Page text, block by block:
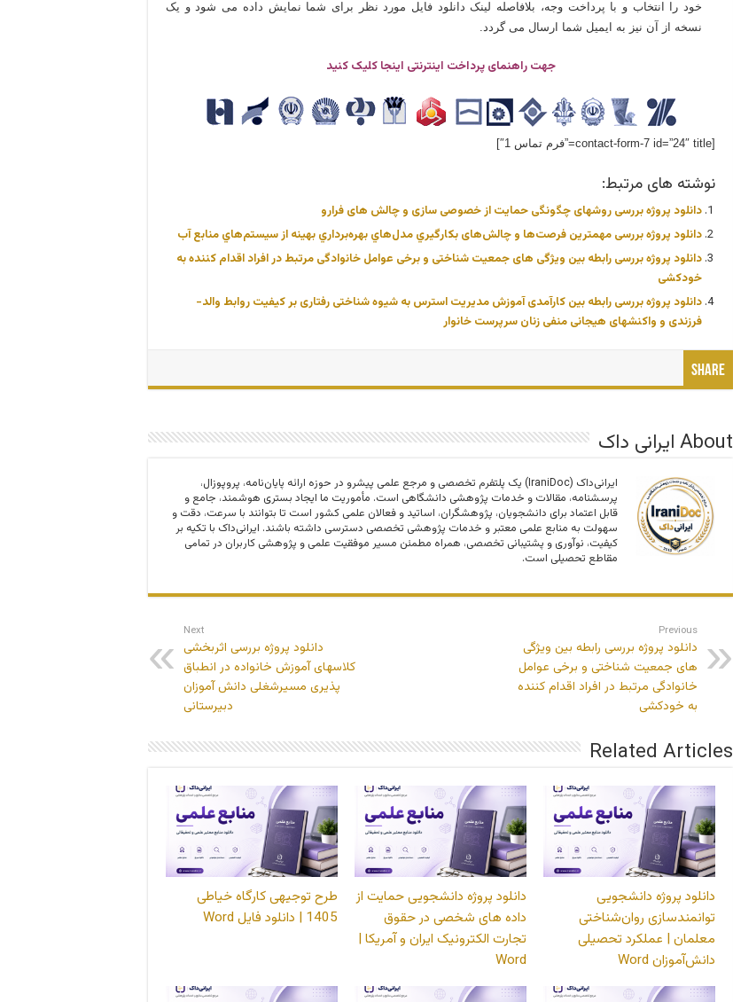
خود را انتخاب و با پرداخت وجه، بلافاصله لینک دانلود فایل مورد نظر برای شما نمایش داده می شود و یک
نسخه از آن نیز به ایمیل شما ارسال می گردد.
جهت راهنمای پرداخت اینترنتی اینجا کلیک کنید
[contact-form-7 id=”24″ title=”فرم تماس 1″]
نوشته های مرتبط:
دانلود پروژه بررسی روشهای چگونگی حمایت از خصوصی سازی و چالش های فرارو
دانلود پروژه بررسی مهمترین فرصت‌ها و چالش‌های بکارگيري مدل‌هاي بهره‌برداري بهينه از سيستم‌هاي منابع آب
دانلود پروژه بررسی رابطه بین ویژگی های جمعیت شناختی و برخی عوامل خانوادگی مرتبط در افراد اقدام کننده به
خودکشی
دانلود پروژه بررسی رابطه بین کارآمدی آموزش مدیریت استرس به شیوه شناختی رفتاری بر کیفیت روابط والد-
فرزندی و واکنشهای هیجانی منفی زنان سرپرست خانوار
Share
About ایرانی داک
ایرانی‌داک (IraniDoc) یک پلتفرم تخصصی و مرجع علمی پیشرو در حوزه ارائه پایان‌نامه، پروپوزال،
پرسشنامه، مقالات و خدمات پژوهشی دانشگاهی است. مأموریت ما ایجاد بستری هوشمند، جامع و
قابل اعتماد برای دانشجویان، پژوهشگران، اساتید و فعالان علمی کشور است تا بتوانند با سرعت، دقت و
سهولت به منابع علمی معتبر و خدمات پژوهشی تخصصی دسترسی داشته باشند. ایرانی‌داک با تکیه بر
کیفیت، نوآوری و پشتیبانی تخصصی، همراه مطمئن مسیر موفقیت علمی و پژوهشی کاربران در تمامی
مقاطع تحصیلی است.
Previous
دانلود پروژه بررسی رابطه بین ویژگی
های جمعیت شناختی و برخی عوامل
خانوادگی مرتبط در افراد اقدام کننده
به خودکشی
Next
دانلود پروژه بررسی اثربخشی
کلاسهای آموزش خانواده در انطباق
پذیری مسیرشغلی دانش آموزان
دبیرستانی
Related Articles
دانلود پروژه دانشجویی
توانمندسازی روان‌شناختی
معلمان | عملکرد تحصیلی
دانش‌آموزان Word
دانلود پروژه دانشجویی حمایت از
داده های شخصی در حقوق
تجارت الکترونیک ایران و آمریکا |
Word
طرح توجیهی کارگاه خیاطی
1405 | دانلود فایل Word